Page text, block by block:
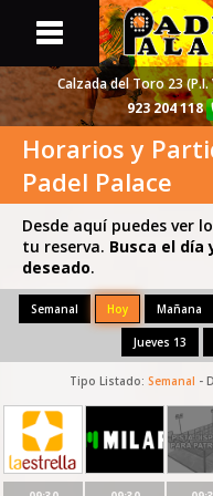
Calzada del Toro 23
923 204 118
Horarios y
Padel Palace
Desde aquí puedes ver
tu reserva. Busca el día
deseado.
Semanal Hoy Mañana
Jueves 13
Tipo Listado: Semanal -